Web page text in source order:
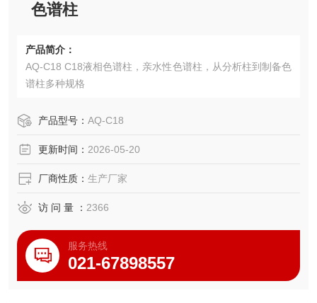
色谱柱
产品简介：
AQ-C18 C18液相色谱柱，亲水性色谱柱，从分析柱到制备色
谱柱多种规格
产品型号： AQ-C18
更新时间： 2026-05-20
厂商性质： 生产厂家
访 问 量 ： 2366
服务热线
021-67898557